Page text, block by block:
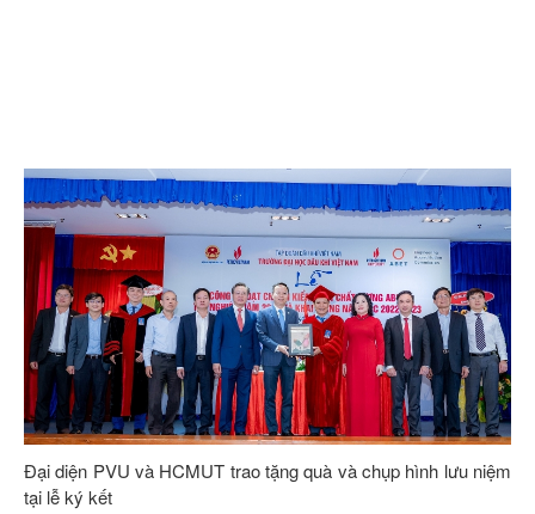
Đại diện PVU và HCMUT trao tặng quà và chụp hình lưu niệm
tại lễ ký kết